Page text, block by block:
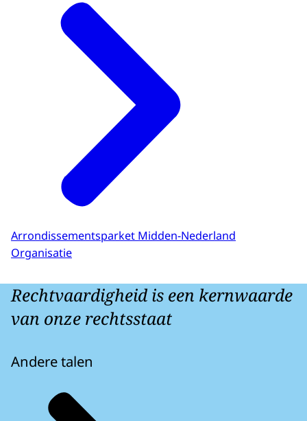
Arrondissementsparket Midden-Nederland
Organisatie
Rechtvaardigheid is een kernwaarde
van onze rechtsstaat
Andere talen